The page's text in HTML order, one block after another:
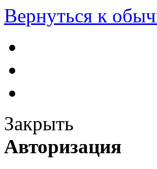
Вернуться к
Закрыть
Авторизация